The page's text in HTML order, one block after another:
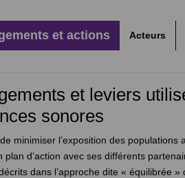
et actions Acteurs
et leviers
sonores
minimiser l’exposition des populations
plan d’action avec ses différents
dans l’approche dite « équilibrée